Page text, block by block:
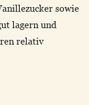
sowie
lagern und
relativ